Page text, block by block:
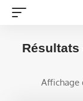
Affichage